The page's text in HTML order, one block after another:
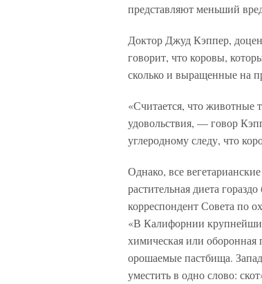
представляют меньший
Доктор Джуд Кэппер,
говорит, что коровы,
сколько и выращенные на
«Считается, что животные
удовольствия, — говор
углеродному следу, что
Однако, все
растительная диета
корреспондент Совета по
«В Калифорнии
химическая или
орошаемые пастбища.
уместить в одно слово: